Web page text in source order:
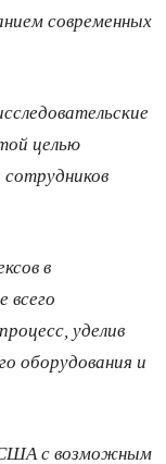
современных
целью
в
всего
уделив
оборудования и
США с возможным